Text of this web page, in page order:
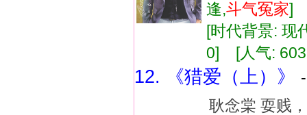
逢,斗气冤家
[时代背景:
0] [人气:
12. 《猎爱（上）》
耿念棠 耍贱